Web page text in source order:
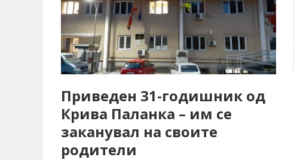
Приведен 31-годишник од
Крива Паланка – им се
заканувал на своите
родители